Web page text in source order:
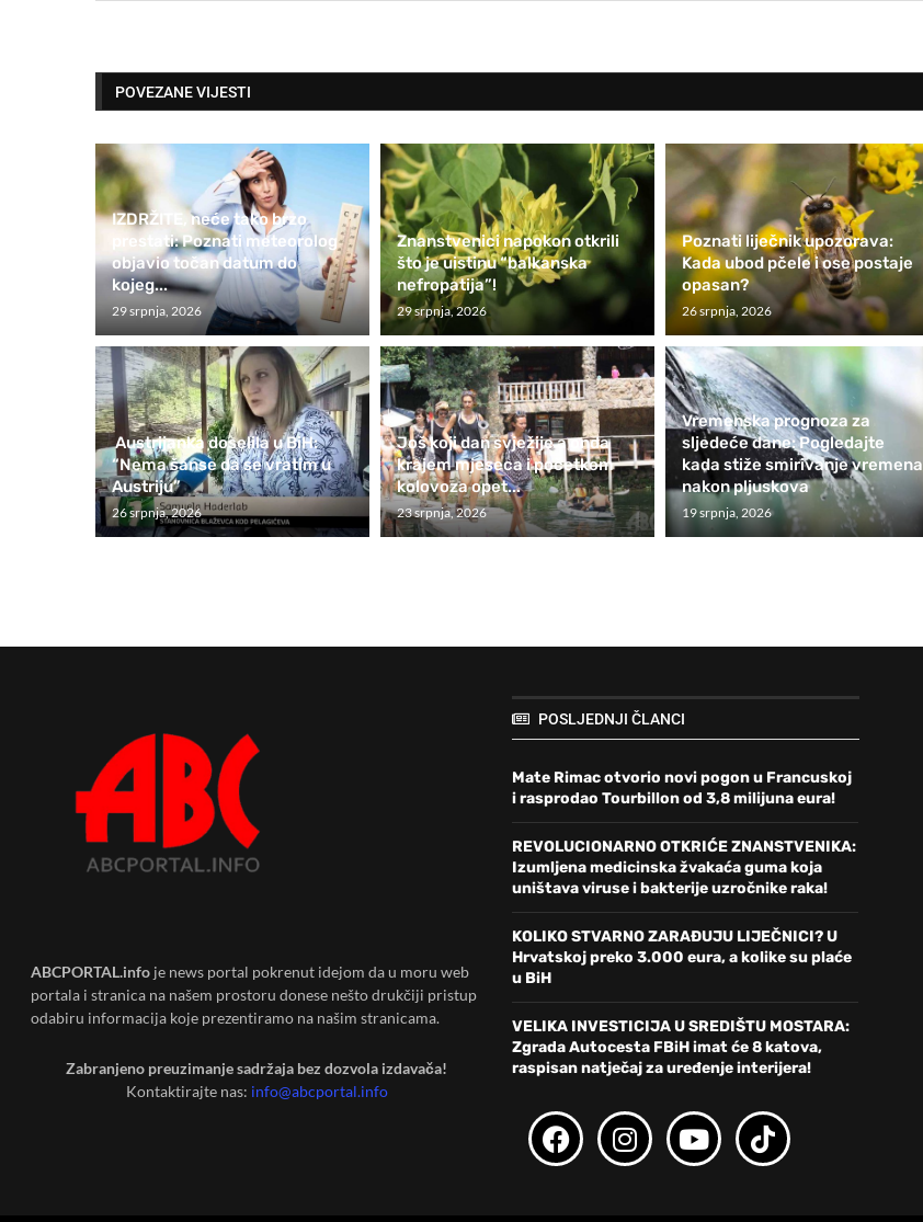
POVEZANE VIJESTI
IZDRŽITE, neće tako brzo
prestati: Poznati meteorolog
objavio točan datum do
kojeg...
29 srpnja, 2026
Znanstvenici napokon otkrili
što je uistinu “balkanska
nefropatija”!
29 srpnja, 2026
Poznati liječnik upozorava:
Kada ubod pčele i ose postaje
opasan?
26 srpnja, 2026
Austrijanka doselila u BiH:
“Nema šanse da se vratim u
Austriju”
26 srpnja, 2026
Još koji dan svježije a onda
krajem mjeseca i početkom
kolovoza opet...
23 srpnja, 2026
Vremenska prognoza za
sljedeće dane: Pogledajte
kada stiže smirivanje vremena
nakon pljuskova
19 srpnja, 2026
ABCPORTAL.info je news portal pokrenut idejom da u moru web
portala i stranica na našem prostoru donese nešto drukčiji pristup
odabiru informacija koje prezentiramo na našim stranicama.
Zabranjeno preuzimanje sadržaja bez dozvola izdavača!
Kontaktirajte nas: info@abcportal.info
POSLJEDNJI ČLANCI
Mate Rimac otvorio novi pogon u Francuskoj
i rasprodao Tourbillon od 3,8 milijuna eura!
REVOLUCIONARNO OTKRIĆE ZNANSTVENIKA:
Izumljena medicinska žvakaća guma koja
uništava viruse i bakterije uzročnike raka!
KOLIKO STVARNO ZARAĐUJU LIJEČNICI? U
Hrvatskoj preko 3.000 eura, a kolike su plaće
u BiH
VELIKA INVESTICIJA U SREDIŠTU MOSTARA:
Zgrada Autocesta FBiH imat će 8 katova,
raspisan natječaj za uređenje interijera!